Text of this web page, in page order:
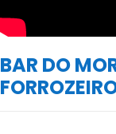
BAR DO